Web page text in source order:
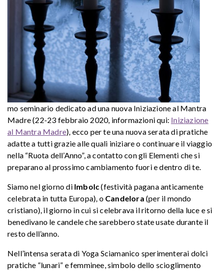
mo seminario dedicato ad una nuova Iniziazione al Mantra
Madre (22-23 febbraio 2020, informazioni qui: Iniziazione
al Mantra Madre), ecco per te una nuova serata di pratiche
adatte a tutti grazie alle quali iniziare o continuare il viaggio
nella “Ruota dell’Anno”, a contatto con gli Elementi che si
preparano al prossimo cambiamento fuori e dentro di te.
Siamo nel giorno di Imbolc(festività pagana anticamente
celebrata in tutta Europa), o Candelora (per il mondo
cristiano), il giorno in cui si celebrava il ritorno della luce e si
benedivano le candele che sarebbero state usate durante il
resto dell’anno.
Nell’intensa serata di Yoga Sciamanico sperimenterai dolci
pratiche “lunari” e femminee, simbolo dello scioglimento